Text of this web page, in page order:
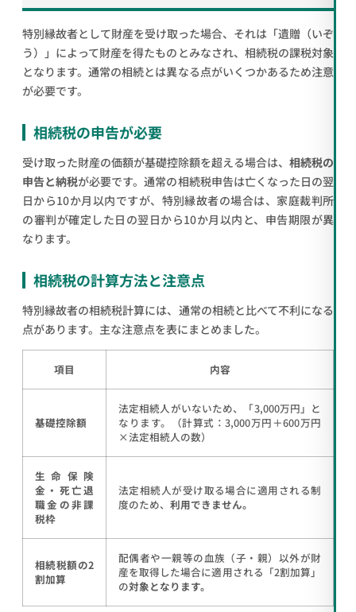
特別縁故者として財産を受け取った場合、それは「遺贈（いぞ
う）」によって財産を得たものとみなされ、相続税の課税対象
となります。通常の相続とは異なる点がいくつかあるため注意
が必要です。
相続税の申告が必要
受け取った財産の価額が基礎控除額を超える場合は、 相続税の
申告と納税が必要です。通常の相続税申告は亡くなった日の翌
日から10か月以内ですが、特別縁故者の場合は、家庭裁判所
の審判が確定した日の翌日から10か月以内と、申告期限が異
なります。
相続税の計算方法と注意点
特別縁故者の相続税計算には、通常の相続と比べて不利になる
点があります。主な注意点を表にまとめました。
項目 内容
基礎控除額
法定相続人がいないため、「3,000万円」と
なります。（計算式：3,000万円＋600万円
×法定相続人の数）
生命保険
金・死亡退
職金の非課
税枠
法定相続人が受け取る場合に適用される制
度のため、 利用できません。
相続税額の2
割加算
配偶者や一親等の血族（子・親）以外が財
産を取得した場合に適用される「2割加算」
の対象となります。